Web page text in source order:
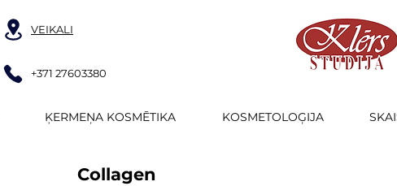
VEIKALI
+371 27603380
ĶERMEŅA KOSMĒTIKA KOSMETOLOĢIJA
Collagen